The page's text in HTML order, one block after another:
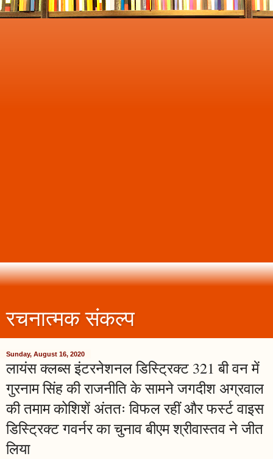
रचनात्मक संकल्प
Sunday, August 16, 2020
लायंस क्लब्स इंटरनेशनल डिस्ट्रिक्ट 321 बी वन में
गुरनाम सिंह की राजनीति के सामने जगदीश अग्रवाल
की तमाम कोशिशें अंततः विफल रहीं और फर्स्ट वाइस
डिस्ट्रिक्ट गवर्नर का चुनाव बीएम श्रीवास्तव ने जीत
लिया